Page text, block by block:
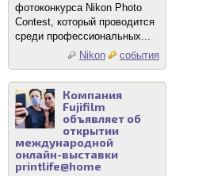
фотоконкурса Nikon Photo
Contest, который проводится
среди профессиональных...
Nikon
события
Компания
Fujifilm
объявляет об
открытии
международной
онлайн-выставки
printlife@home